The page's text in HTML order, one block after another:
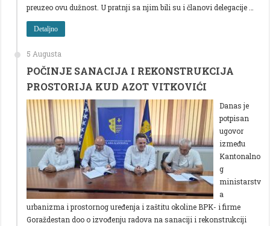
preuzeo ovu dužnost. U pratnji sa njim bili su i članovi delegacije …
Detaljno
5 Augusta
POČINJE SANACIJA I REKONSTRUKCIJA
PROSTORIJA KUD AZOT VITKOVIĆI
Danas je
potpisan
ugovor
između
Kantonalno
g
ministarstv
a
urbanizma i prostornog uređenja i zaštitu okoline BPK- i firme
Goraždestan doo o izvođenju radova na sanaciji i rekonstrukciji